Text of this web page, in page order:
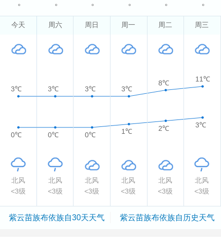
° ° ° ° ° °
今天 周六 周日 周一 周二 周三
3℃ 3℃ 3℃ 3℃
8℃ 11℃
0℃ 0℃ 0℃ 1℃ 2℃ 3℃
北风 北风 北风 北风 北风
北风
<3级
<3级 <3级 <3级 <3级 <3级
紫云苗族布依族自30天天气 紫云苗族布依族自 历史天气